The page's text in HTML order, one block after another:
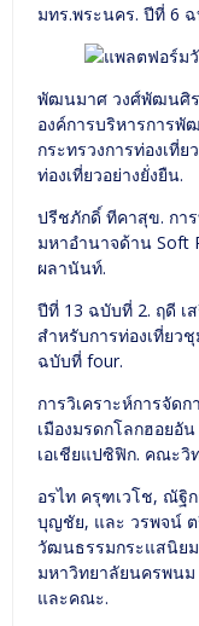
มทร.พระนคร. ปีที่ 6
พัฒนมาศ วงศ์พัฒนศิร
องค์การบริหารการพั
กระทรวงการท่องเที่ย
ท่องเที่ยวอย่างยั่งยืน.
ปรีชภักดิ์ ทีคาสุข. กา
มหาอำนาจด้าน Soft
ผลานันท์.
ปีที่ 13 ฉบับที่ 2. ฤดี เ
สำหรับการท่องเที่ยว
ฉบับที่ four.
การวิเคราะห์การจัด
เมืองมรดกโลกฮอยอั
เอเชียแปซิฟิก. คณะวิ
อรไท ครุฑเวโช, ณั
บุญชัย, และ วรพจน์ ต
วัฒนธรรมกระแสนิยม
มหาวิทยาลัยนครพนม
และคณะ.